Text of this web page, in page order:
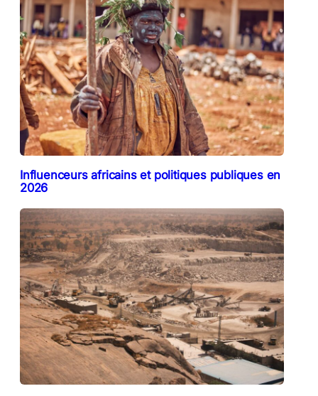
Influenceurs africains et politiques publiques en
2026